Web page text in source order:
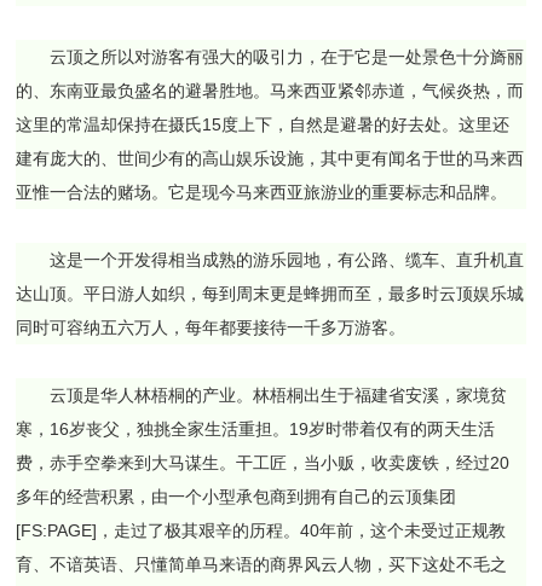
云顶之所以对游客有强大的吸引力，在于它是一处景色十分旖丽
的、东南亚最负盛名的避暑胜地。马来西亚紧邻赤道，气候炎热，而
这里的常温却保持在摄氏15度上下，自然是避暑的好去处。这里还
建有庞大的、世间少有的高山娱乐设施，其中更有闻名于世的马来西
亚惟一合法的赌场。它是现今马来西亚旅游业的重要标志和品牌。
这是一个开发得相当成熟的游乐园地，有公路、缆车、直升机直
达山顶。平日游人如织，每到周末更是蜂拥而至，最多时云顶娱乐城
同时可容纳五六万人，每年都要接待一千多万游客。
云顶是华人林梧桐的产业。林梧桐出生于福建省安溪，家境贫
寒，16岁丧父，独挑全家生活重担。19岁时带着仅有的两天生活
费，赤手空拳来到大马谋生。干工匠，当小贩，收卖废铁，经过20
多年的经营积累，由一个小型承包商到拥有自己的云顶集团
[FS:PAGE]，走过了极其艰辛的历程。40年前，这个未受过正规教
育、不谙英语、只懂简单马来语的商界风云人物，买下这处不毛之